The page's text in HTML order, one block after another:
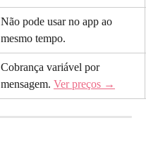
Não pode usar no app ao
mesmo tempo.
Cobrança variável por
mensagem. Ver preços →